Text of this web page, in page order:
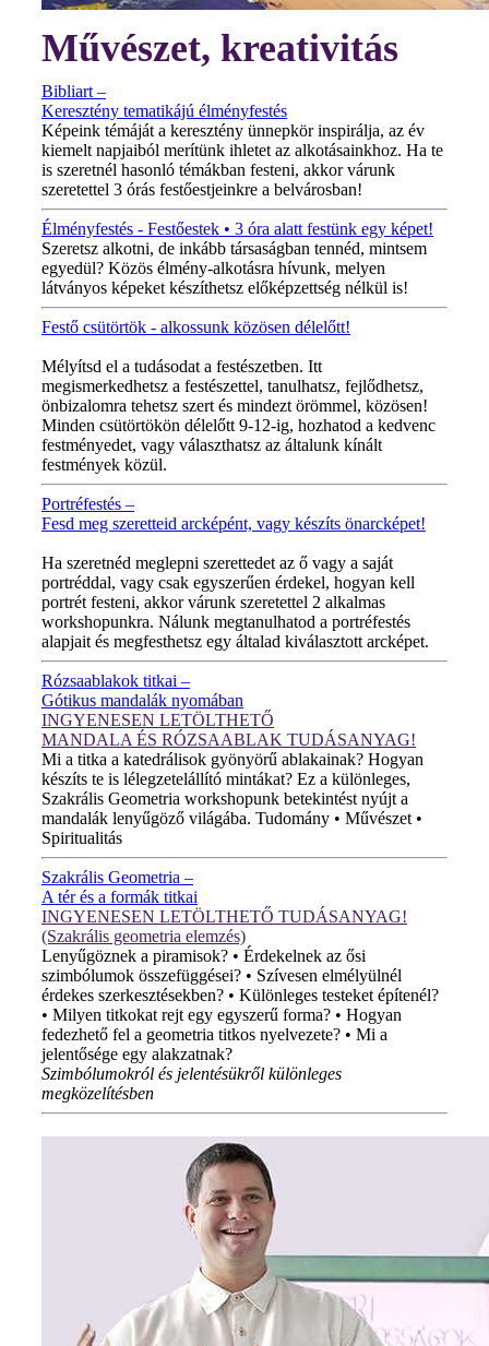
Művészet, kreativitás
Bibliart –
Keresztény tematikájú élményfestés
Képeink témáját a keresztény ünnepkör inspirálja, az év
kiemelt napjaiból merítünk ihletet az alkotásainkhoz. Ha te
is szeretnél hasonló témákban festeni, akkor várunk
szeretettel 3 órás festőestjeinkre a belvárosban!
Élményfestés - Festőestek • 3 óra alatt festünk egy képet!
Szeretsz alkotni, de inkább társaságban tennéd, mintsem
egyedül? Közös élmény-alkotásra hívunk, melyen
látványos képeket készíthetsz előképzettség nélkül is!
Festő csütörtök - alkossunk közösen délelőtt!
Mélyítsd el a tudásodat a festészetben. Itt
megismerkedhetsz a festészettel, tanulhatsz, fejlődhetsz,
önbizalomra tehetsz szert és mindezt örömmel, közösen!
Minden csütörtökön délelőtt 9-12-ig, hozhatod a kedvenc
festményedet, vagy választhatsz az általunk kínált
festmények közül.
Portréfestés –
Fesd meg szeretteid arcképént, vagy készíts önarcképet!
Ha szeretnéd meglepni szerettedet az ő vagy a saját
portréddal, vagy csak egyszerűen érdekel, hogyan kell
portrét festeni, akkor várunk szeretettel 2 alkalmas
workshopunkra. Nálunk megtanulhatod a portréfestés
alapjait és megfesthetsz egy általad kiválasztott arcképet.
Rózsaablakok titkai –
Gótikus mandalák nyomában
INGYENESEN LETÖLTHETŐ
MANDALA ÉS RÓZSAABLAK TUDÁSANYAG!
Mi a titka a katedrálisok gyönyörű ablakainak? Hogyan
készíts te is lélegzetelállító mintákat? Ez a különleges,
Szakrális Geometria workshopunk betekintést nyújt a
mandalák lenyűgöző világába. Tudomány • Művészet •
Spiritualitás
Szakrális Geometria –
A tér és a formák titkai
INGYENESEN LETÖLTHETŐ TUDÁSANYAG!
(Szakrális geometria elemzés)
Lenyűgöznek a piramisok? • Érdekelnek az ősi
szimbólumok összefüggései? • Szívesen elmélyülnél
érdekes szerkesztésekben? • Különleges testeket építenél?
• Milyen titkokat rejt egy egyszerű forma? • Hogyan
fedezhető fel a geometria titkos nyelvezete? • Mi a
jelentősége egy alakzatnak?
Szimbólumokról és jelentésükről különleges
megközelítésben